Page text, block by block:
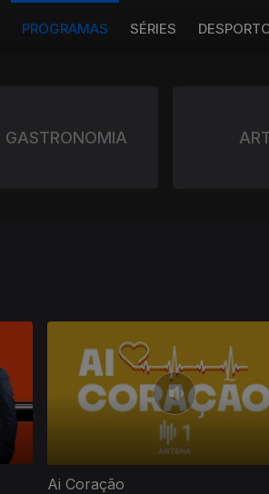
PROGRAMAS SÉRIES
GASTRONOMIA
Ai Coração